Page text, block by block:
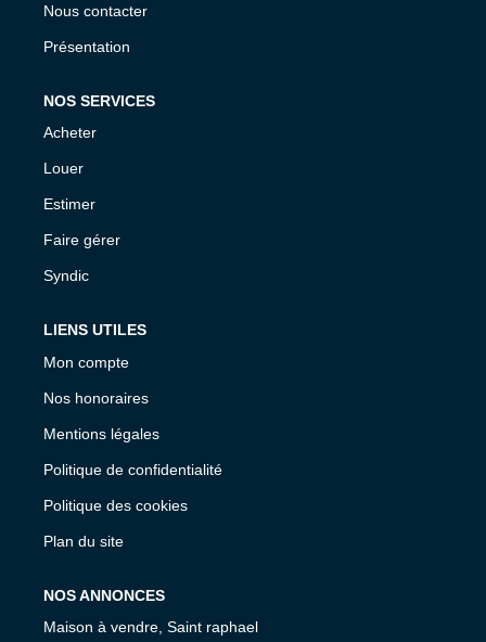
Nous contacter
Présentation
NOS SERVICES
Acheter
Louer
Estimer
Faire gérer
Syndic
LIENS UTILES
Mon compte
Nos honoraires
Mentions légales
Politique de confidentialité
Politique des cookies
Plan du site
NOS ANNONCES
Maison à vendre, Saint raphael